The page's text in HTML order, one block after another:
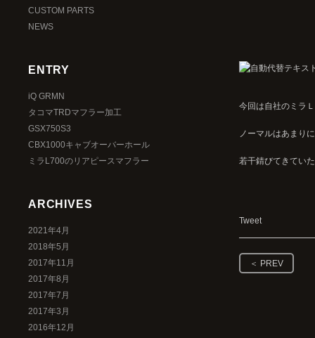
CUSTOM PARTS
NEWS
ENTRY
iQ GRMN
タコマTRDマフラー加工
GSX750S3
CBX1000キャブオーバーホール
ミラL700のリアピースマフラー
ARCHIVES
2021年4月
2018年5月
2017年11月
2017年8月
2017年7月
2017年3月
2016年12月
今回は自社のミラ
ノーマルはあまり
若干錆びてきてい
Tweet
＜ PREV